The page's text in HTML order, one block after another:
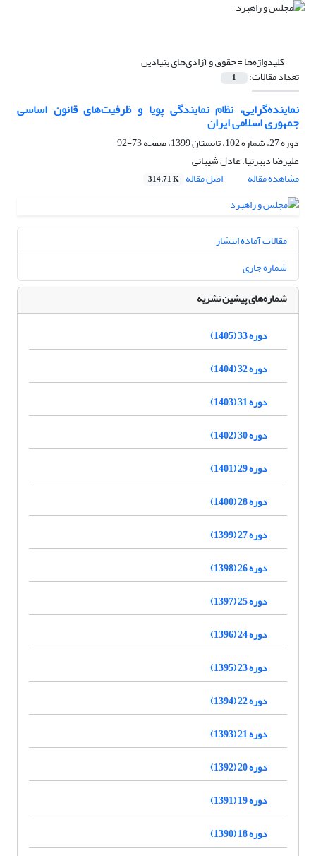
کلیدواژه‌ها =حقوق و آزادی‌های بنیادین
تعداد مقالات: 1
نماینده‌گرایی، نظام نمایندگی پویا و ظرفیت‌های قانون اساسی
جمهوری اسلامی ایران
دوره 27، شماره 102، تابستان 1399، صفحه
73-92
علیرضا دبیرنیا، عادل شیبانی
مشاهده مقاله
اصل مقاله 314.71 K
مقالات آماده انتشار
شماره جاری
شماره‌های پیشین نشریه
دوره 33 (1405)
دوره 32 (1404)
دوره 31 (1403)
دوره 30 (1402)
دوره 29 (1401)
دوره 28 (1400)
دوره 27 (1399)
دوره 26 (1398)
دوره 25 (1397)
دوره 24 (1396)
دوره 23 (1395)
دوره 22 (1394)
دوره 21 (1393)
دوره 20 (1392)
دوره 19 (1391)
دوره 18 (1390)